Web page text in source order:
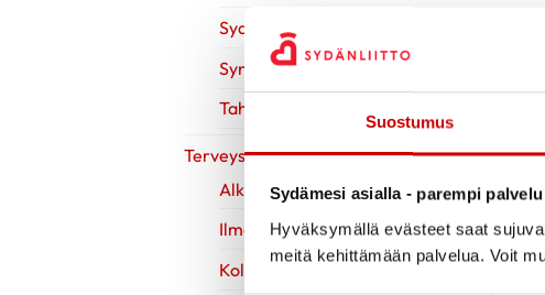
Suostumus
Sydämesi asialla - parempi
Hyväksymällä evästeet saat
meitä kehittämään palvelua. Voit
Sydänsairauksien tutkimukset
Synnynnäiset sydänviat
Tahdistinhoito
Terveys & Hyvinvointi
Alkoholi
Ilman nikotiinia
Kolesteroli